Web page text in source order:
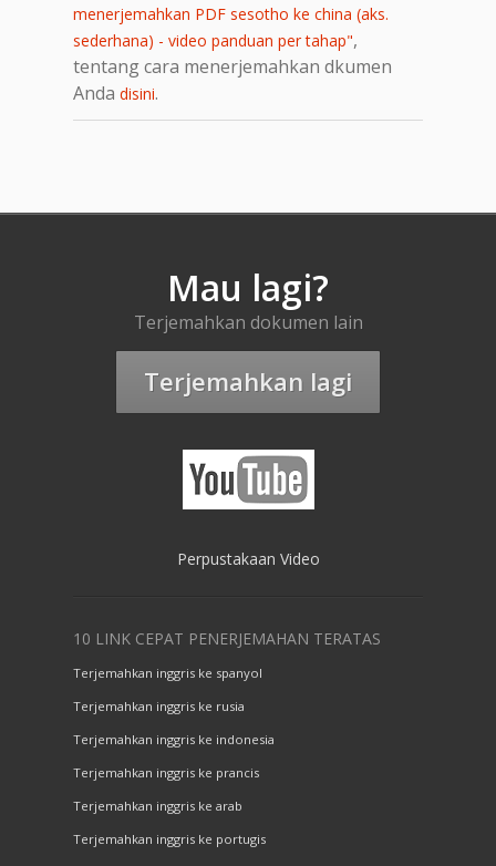
menerjemahkan PDF sesotho ke china (aks.
sederhana) - video panduan per tahap",
tentang cara menerjemahkan dkumen
Anda disini.
Mau lagi?
Terjemahkan dokumen lain
Terjemahkan lagi
Perpustakaan Video
10 LINK CEPAT PENERJEMAHAN TERATAS
Terjemahkan inggris ke spanyol
Terjemahkan inggris ke rusia
Terjemahkan inggris ke indonesia
Terjemahkan inggris ke prancis
Terjemahkan inggris ke arab
Terjemahkan inggris ke portugis